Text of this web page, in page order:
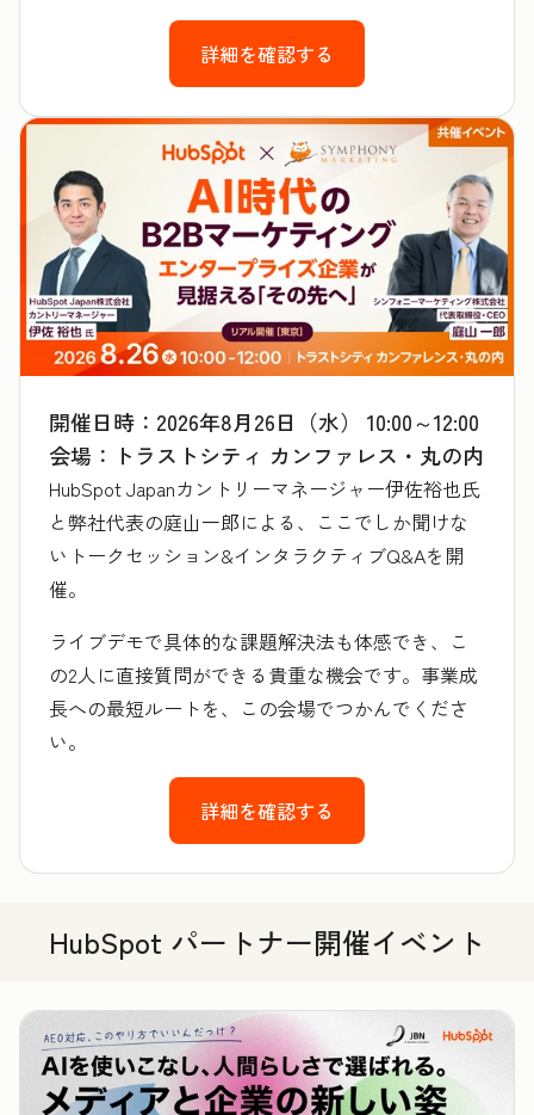
詳細を確認する
開催日時：2026年8月26日（水） 10:00～12:00
会場：トラストシティ カンファレス・丸の内
HubSpot Japanカントリーマネージャー伊佐裕也氏
と弊社代表の庭山一郎による、ここでしか聞けな
いトークセッション&インタラクティブQ&Aを開
催。
ライブデモで具体的な課題解決法も体感でき、こ
の2人に直接質問ができる貴重な機会です。事業成
長への最短ルートを、この会場でつかんでくださ
い。
詳細を確認する
HubSpot パートナー開催イベント